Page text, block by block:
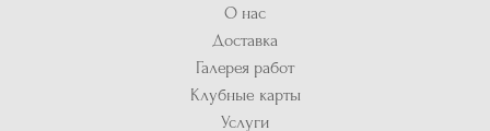
О нас
Доставка
Галерея работ
Клубные карты
Услуги